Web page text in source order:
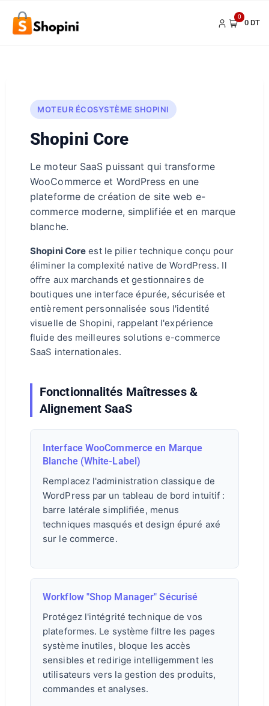
0
0 DT
MOTEUR ÉCOSYSTÈME SHOPINI
Shopini Core
Le moteur SaaS puissant qui transforme
WooCommerce et WordPress en une
plateforme de création de site web e-
commerce moderne, simplifiée et en marque
blanche.
Shopini Core est le pilier technique conçu pour
éliminer la complexité native de WordPress. Il
offre aux marchands et gestionnaires de
boutiques une interface épurée, sécurisée et
entièrement personnalisée sous l'identité
visuelle de Shopini, rappelant l'expérience
fluide des meilleures solutions e-commerce
SaaS internationales.
Fonctionnalités Maîtresses &
Alignement SaaS
Interface WooCommerce en Marque
Blanche (White-Label)
Remplacez l'administration classique de
WordPress par un tableau de bord intuitif :
barre latérale simplifiée, menus
techniques masqués et design épuré axé
sur le commerce.
Workflow "Shop Manager" Sécurisé
Protégez l'intégrité technique de vos
plateformes. Le système filtre les pages
système inutiles, bloque les accès
sensibles et redirige intelligemment les
utilisateurs vers la gestion des produits,
commandes et analyses.